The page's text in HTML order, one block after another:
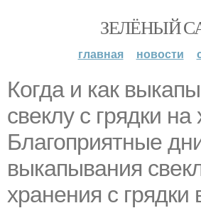
ЗЕЛЁНЫЙ
главная новости
Когда и как
свеклу с грядки
Благоприятные
выкапывания
хранения с грядки